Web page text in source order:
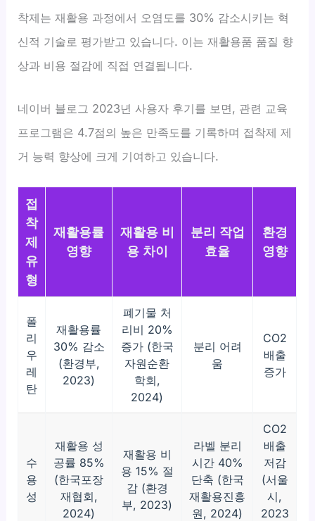
착제는 재활용 과정에서 오염도를 30% 감소시키는 혁
신적 기술로 평가받고 있습니다. 이는 재활용품 품질 향
상과 비용 절감에 직접 연결됩니다.
네이버 블로그 2023년 사용자 후기를 보면, 관련 교육
프로그램은 4.7점의 높은 만족도를 기록하며 접착제 제
거 능력 향상에 크게 기여하고 있습니다.
접
착
제
유
형
재활용률
영향
재활용 비
용 차이
분리 작업
효율
환경
영향
폴
리
우
레
탄
재활용률
30% 감소
(환경부,
2023)
폐기물 처
리비 20%
증가 (한국
자원순환
학회,
2024)
분리 어려
움
CO2
배출
증가
수
용
성
재활용 성
공률 85%
(한국포장
재협회,
2024)
재활용 비
용 15% 절
감 (환경
부, 2023)
라벨 분리
시간 40%
단축 (한국
재활용진흥
원, 2024)
CO2
배출
저감
(서울
시,
2023